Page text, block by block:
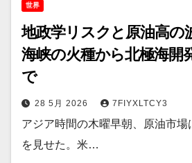
世界
地政学リスクと原油高の
海峡の火種から北極海開
で
28 5月 2026 7FIYXLTCY3
アジア時間の木曜早朝、原油市場
を見せた。米…